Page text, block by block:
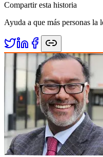
Compartir esta historia
Ayuda a que más personas la